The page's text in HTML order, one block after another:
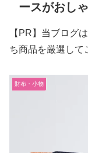
ースがおし
【PR】当ブログ
ち商品を厳選して
財布・小物